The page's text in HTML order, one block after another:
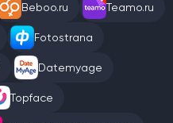
Beboo.ru Teamo.ru
Fotostrana
Datemyage
Topface